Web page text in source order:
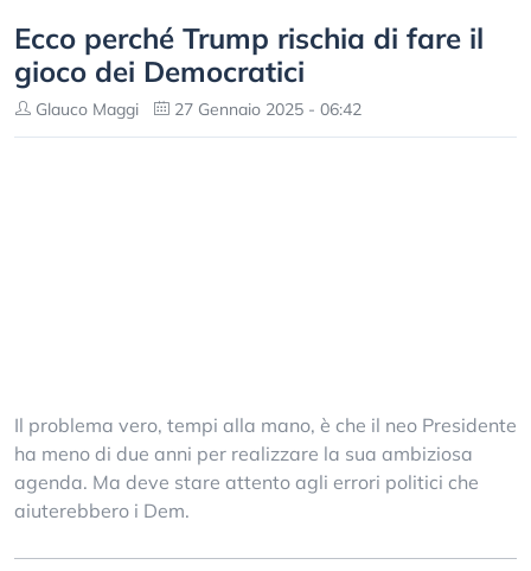
Ecco perché Trump rischia di fare il
gioco dei Democratici
Glauco Maggi 27 Gennaio 2025 - 06:42
Il problema vero, tempi alla mano, è che il neo Presidente
ha meno di due anni per realizzare la sua ambiziosa
agenda. Ma deve stare attento agli errori politici che
aiuterebbero i Dem.